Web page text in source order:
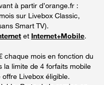
à partir d’orange.fr :
sur Livebox Classic,
Smart TV).
et Internet+Mobile.
chaque mois en fonction du
la limite de 4 forfaits mobile
Livebox éligible.